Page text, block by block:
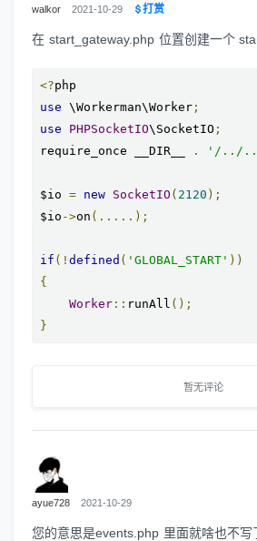
walkor 2021-10-29 打赏
在 start_gateway.php 位置创建一个
<?
use \Workerman\Worker ;
use
PHPSocketIO\SocketIO ;
require_once __DIR__
. '/../../
$io = new SocketIO ( 2120 );
$io ->on (.....);
if (! defined ( 'GLOBAL_START' ))
{
Worker :: runAll ();
}
暂无评论
ayue728 2021-10-29
您的意思是events.php 里面就啥也不写